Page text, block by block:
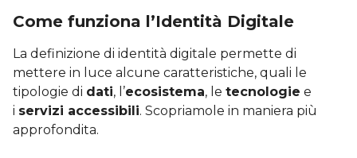
Come funziona l’Identità Digitale
La definizione di identità digitale permette di
mettere in luce alcune caratteristiche, quali le
tipologie di dati, l’ecosistema, le tecnologie e
i servizi accessibili. Scopriamole in maniera più
approfondita.